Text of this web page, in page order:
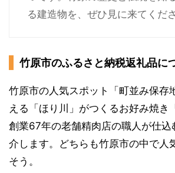
る建造物を、ぜひ見に来てくださ
竹原市のふるさと納税返礼品に
竹原市の人気スポット「町並み保存
える「ほり川」がつくるお好み焼き
創業67年の老舗精肉店の職人が仕込
介します。どちらも竹原市の中で人
そう。